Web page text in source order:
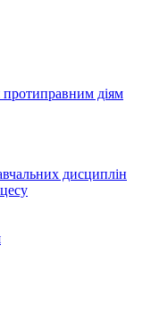
протиправним діям
дисциплін